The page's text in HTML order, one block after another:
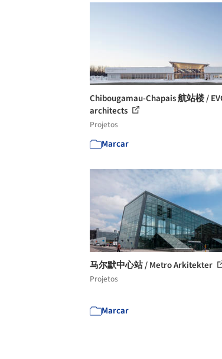
Chibougamau-Chapais 航站楼 /
architects
Projetos
Marcar
马尔默中心站 / Metro Arkitekter
Projetos
Marcar